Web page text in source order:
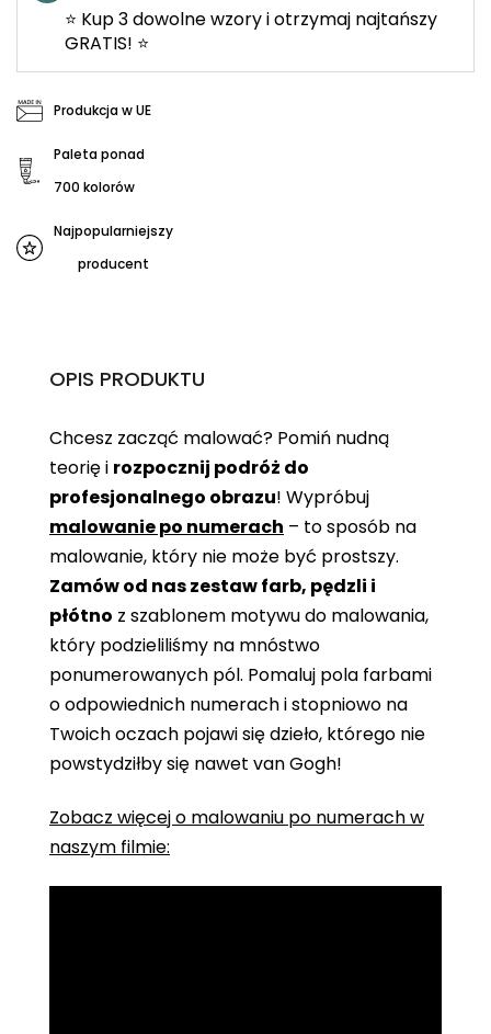
⭐ Kup 3 dowolne wzory i otrzymaj najtańszy
GRATIS! ⭐
Produkcja w UE
Paleta ponad
700 kolorów
Najpopularniejszy
producent
OPIS PRODUKTU
Chcesz zacząć malować? Pomiń nudną
teorię i rozpocznij podróż do
profesjonalnego obrazu! Wypróbuj
malowanie po numerach – to sposób na
malowanie, który nie może być prostszy.
Zamów od nas zestaw farb, pędzli i
płótno z szablonem motywu do malowania,
który podzieliliśmy na mnóstwo
ponumerowanych pól. Pomaluj pola farbami
o odpowiednich numerach i stopniowo na
Twoich oczach pojawi się dzieło, którego nie
powstydziłby się nawet van Gogh!
Zobacz więcej o malowaniu po numerach w
naszym filmie: